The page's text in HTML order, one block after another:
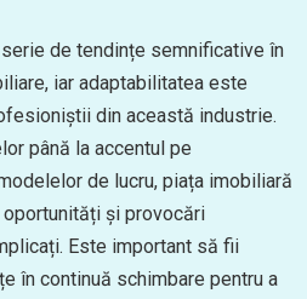
de tendințe semnificative în
iar adaptabilitatea este
din această industrie.
până la accentul pe
de lucru, piața imobiliară
și provocări
Este important să fii
în continuă schimbare pentru a